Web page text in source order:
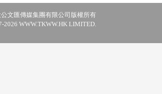
文匯傳媒集團有限公司版權所有
2026 WWW.TKWW.HK LIMITED.